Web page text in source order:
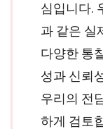
심입니다.
과 같은 실
다양한 통
성과 신뢰
우리의 전
하게 검토